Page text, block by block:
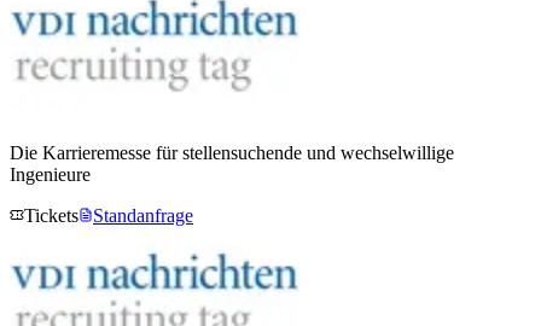
Die Karrieremesse für stellensuchende und wechselwillige
Ingenieure
Tickets
Standanfrage